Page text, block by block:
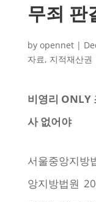
무죄 판
by opennet|
자료, 지적재산권
비영리 ONLY
사 없어야
서울중앙지방
앙지방법원